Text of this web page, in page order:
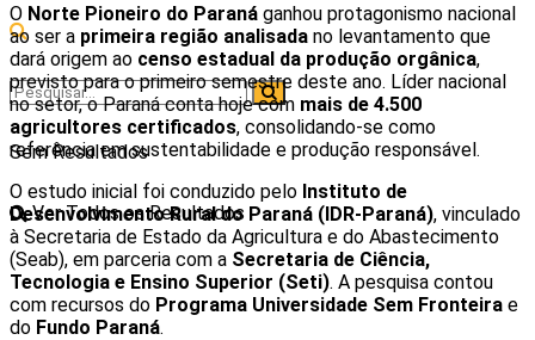
Sem Resultados
Ver Todos os Resultados
O Norte Pioneiro do Paraná ganhou protagonismo nacional
ao ser a primeira região analisada no levantamento que
dará origem ao censo estadual da produção orgânica,
previsto para o primeiro semestre deste ano. Líder nacional
no setor, o Paraná conta hoje com mais de 4.500
agricultores certificados, consolidando-se como
referência em sustentabilidade e produção responsável.
O estudo inicial foi conduzido pelo Instituto de
Desenvolvimento Rural do Paraná (IDR-Paraná), vinculado
à Secretaria de Estado da Agricultura e do Abastecimento
(Seab), em parceria com a Secretaria de Ciência,
Tecnologia e Ensino Superior (Seti). A pesquisa contou
com recursos do Programa Universidade Sem Fronteira e
do Fundo Paraná.